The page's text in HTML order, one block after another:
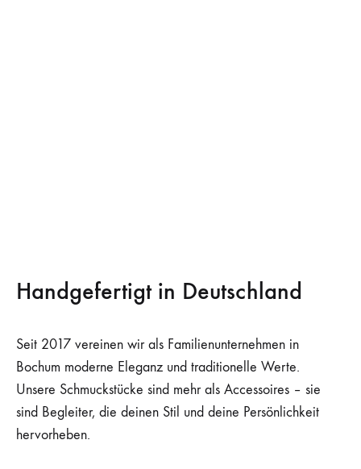
Handgefertigt in Deutschland
Seit 2017 vereinen wir als Familienunternehmen in
Bochum moderne Eleganz und traditionelle Werte.
Unsere Schmuckstücke sind mehr als Accessoires – sie
sind Begleiter, die deinen Stil und deine Persönlichkeit
hervorheben.